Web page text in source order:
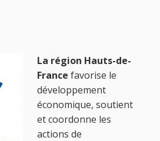
La région Hauts-de-
France favorise le
développement
économique, soutient
et coordonne les
actions de